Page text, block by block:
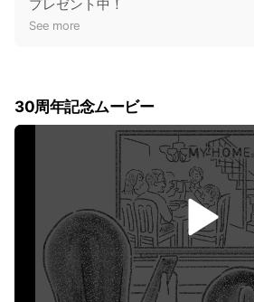
プレゼント中！
See more
30周年記念ムービー
v
i
d
e
o